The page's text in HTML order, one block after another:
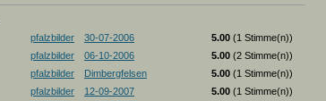
pfalzbilder 30-07-2006 5.00 (1 Stimme(n))
pfalzbilder 06-10-2006 5.00 (2 Stimme(n))
pfalzbilder Dimbergfelsen 5.00 (1 Stimme(n))
pfalzbilder 12-09-2007 5.00 (1 Stimme(n))